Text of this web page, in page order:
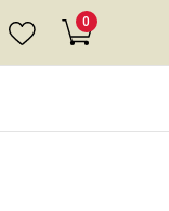
0